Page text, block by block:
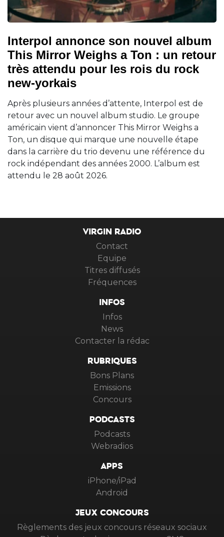
Interpol annonce son nouvel album
This Mirror Weighs a Ton : un retour
très attendu pour les rois du rock
new-yorkais
Après plusieurs années d’attente, Interpol est de
retour avec un nouvel album studio. Le groupe
américain vient d’annoncer This Mirror Weighs a
Ton, un disque qui marque une nouvelle étape
dans la carrière du trio devenu une référence du
rock indépendant des années 2000. L’album est
attendu le 28 août 2026.
VIRGIN RADIO
Contact
Equipe
Titres diffusés
Fréquences
INFOS
Infos
News
Contacter la rédac
RUBRIQUES
Bons Plans
Emissions
Concours
PODCASTS
Podcasts
Webradios
APPS
iPhone/iPad
Android
JEUX CONCOURS
Règlements des jeux concours réseaux sociaux